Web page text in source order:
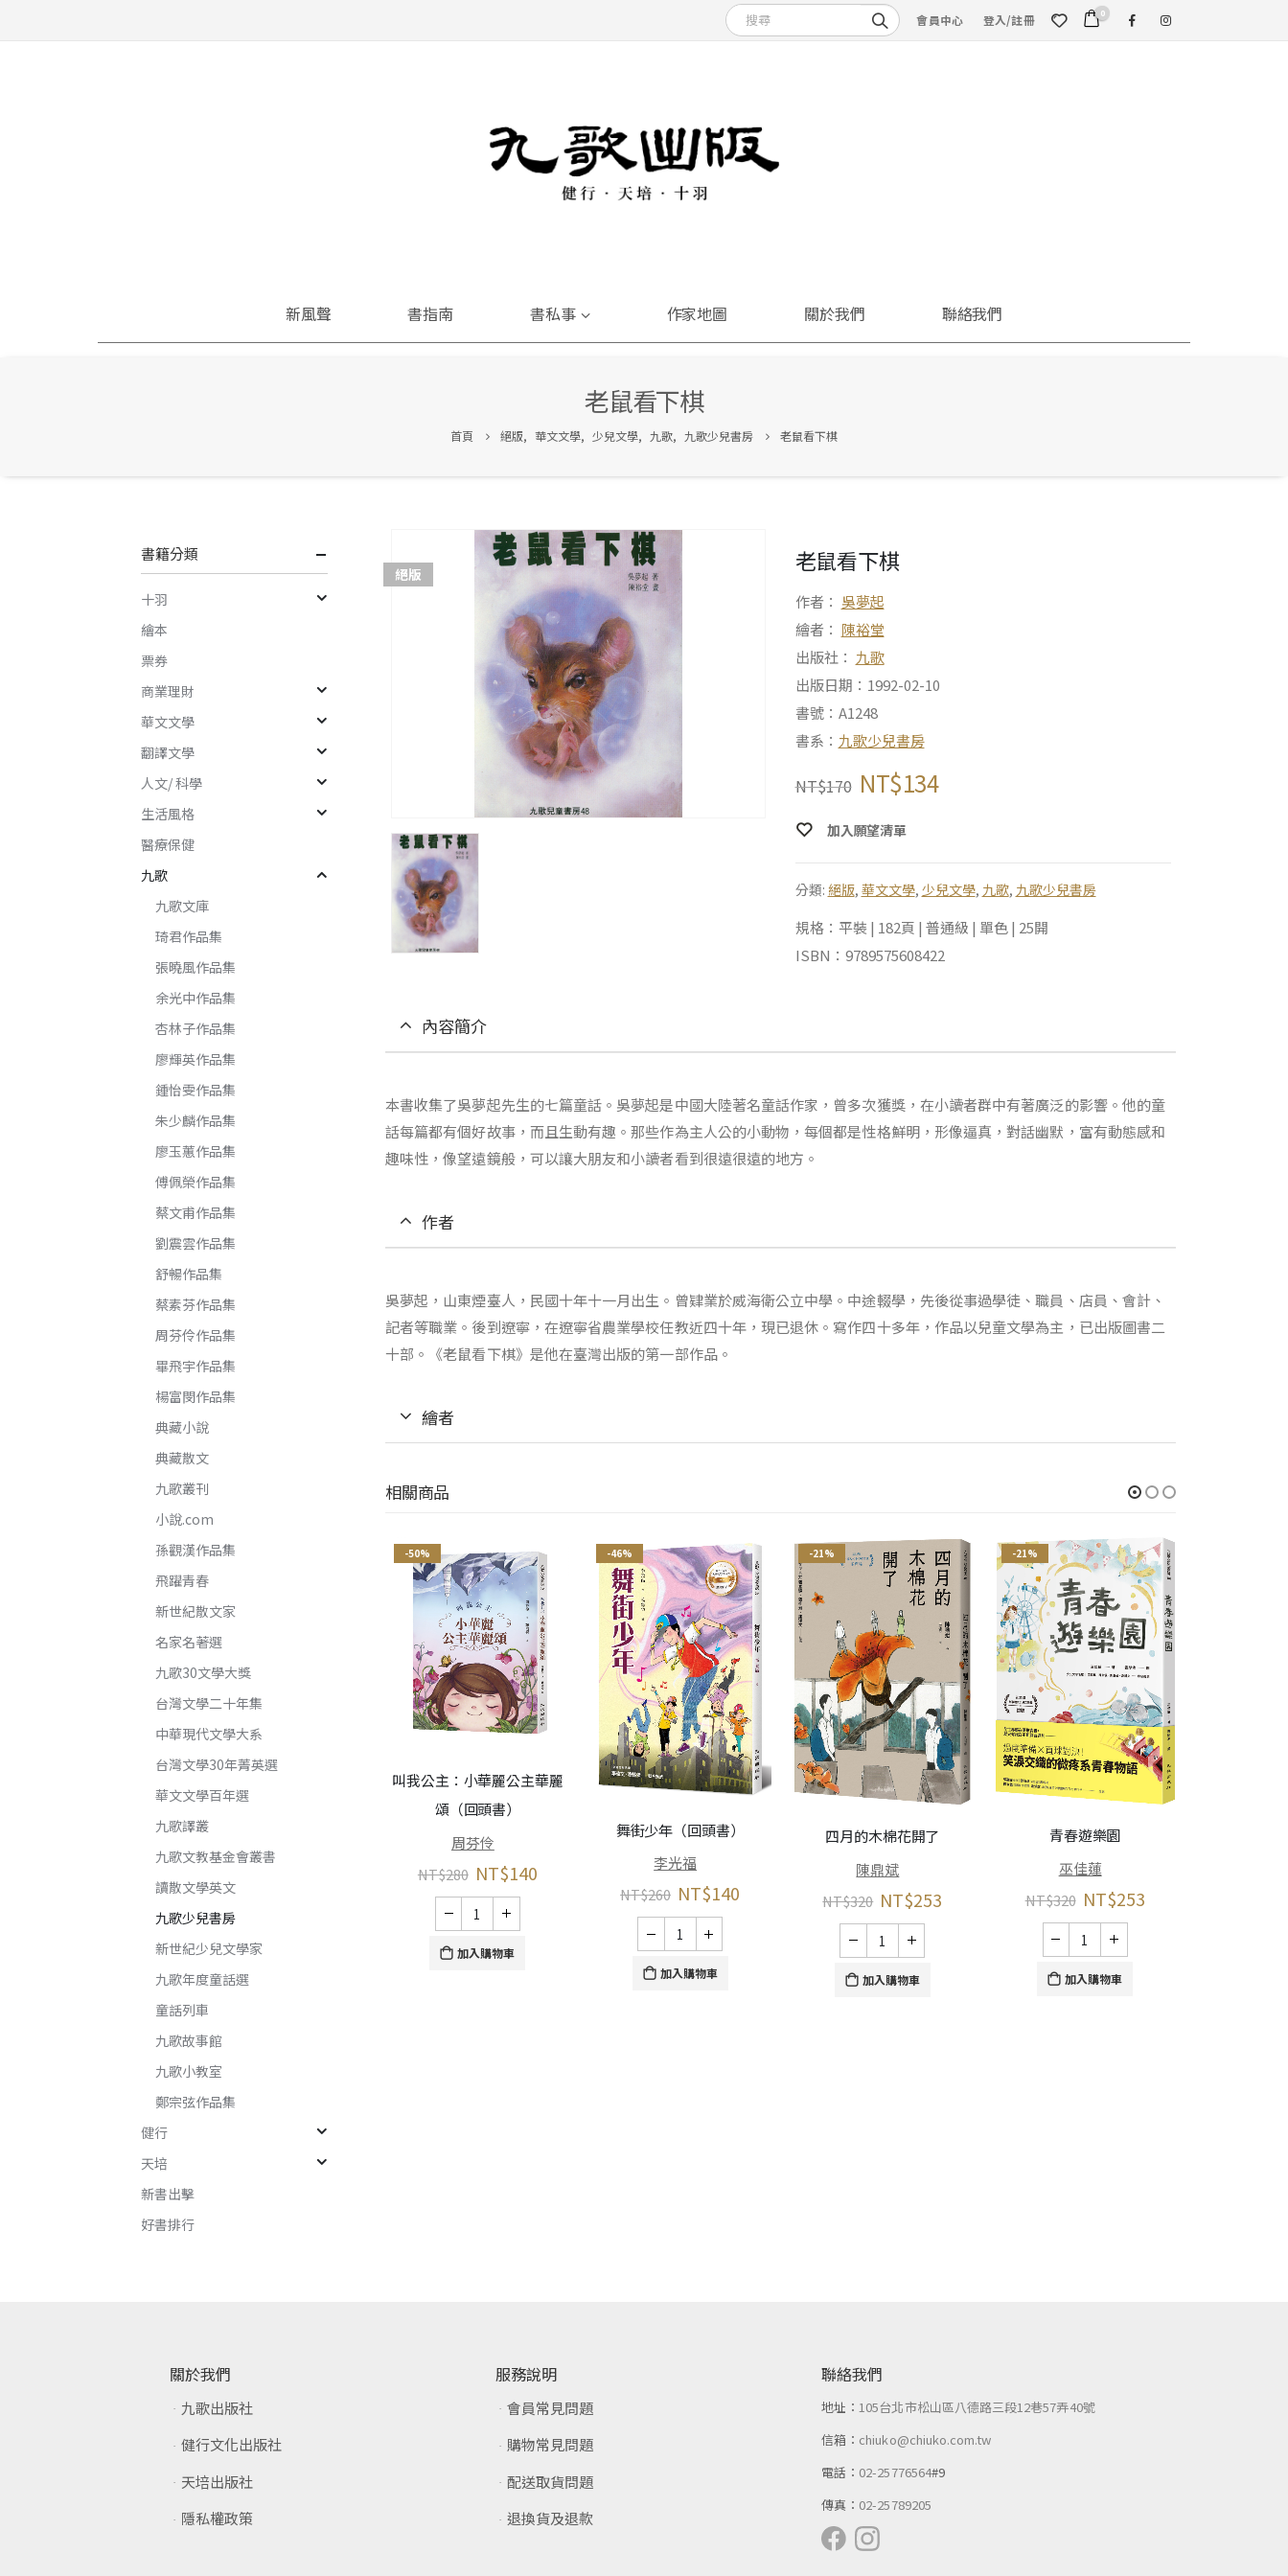
會員中心 登入/註冊 0
新風聲 書指南 書私事 作家地圖 關於我們 聯絡我們
老鼠看下棋
首頁 絕版, 華文文學, 少兒文學, 九歌, 九歌少兒書房 老鼠看下棋
絕版 老鼠看下棋
作者： 吳夢起
繪者： 陳裕堂
出版社： 九歌
出版日期：1992-02-10
書號：A1248
書系： 九歌少兒書房
NT$170 NT$134
加入願望清單
分類: 絕版, 華文文學, 少兒文學, 九歌, 九歌少兒書房
規格：平裝 | 182頁 | 普通級 | 單色 | 25開
ISBN：9789575608422
內容簡介
本書收集了吳夢起先生的七篇童話。吳夢起是中國大陸著名童話作家，曾多次獲獎，在小讀者群中有著廣泛的影響。他的童
話每篇都有個好故事，而且生動有趣。那些作為主人公的小動物，每個都是性格鮮明，形像逼真，對話幽默，富有動態感和
趣味性，像望遠鏡般，可以讓大朋友和小讀者看到很遠很遠的地方。
作者
吳夢起，山東煙臺人，民國十年十一月出生。曾肄業於威海衛公立中學。中途輟學，先後從事過學徒、職員、店員、會計、
記者等職業。後到遼寧，在遼寧省農業學校任教近四十年，現已退休。寫作四十多年，作品以兒童文學為主，已出版圖書二
十部。《老鼠看下棋》是他在臺灣出版的第一部作品。
繪者
相關商品
-21%
九歌少兒書房第77集：青春
遊樂園、搖滾衝浪、四月的
巫佳蓮
NT$910
-50%
叫我公主：小華麗公主華麗
頌（回頭書）
周芬伶
NT$280 NT$140
加入購物車
-46%
舞街少年（回頭書）
李光福
NT$260 NT$140
加入購物車
-21%
四月的木棉花開了
陳鼎斌
NT$320 NT$253
加入購物車
-21%
青春遊樂園
巫佳蓮
NT$320 NT$253
加入購物車
書籍分類
十羽
繪本
票券
商業理財
華文文學
翻譯文學
人文/ 科學
生活風格
醫療保健
九歌
九歌文庫
琦君作品集
張曉風作品集
余光中作品集
杏林子作品集
廖輝英作品集
鍾怡雯作品集
朱少麟作品集
廖玉蕙作品集
傅佩榮作品集
蔡文甫作品集
劉震雲作品集
舒暢作品集
蔡素芬作品集
周芬伶作品集
畢飛宇作品集
楊富閔作品集
典藏小說
典藏散文
九歌叢刊
小說.com
孫觀漢作品集
飛躍青春
新世紀散文家
名家名著選
九歌30文學大獎
台灣文學二十年集
中華現代文學大系
台灣文學30年菁英選
華文文學百年選
九歌譯叢
九歌文教基金會叢書
讀散文學英文
九歌少兒書房
新世紀少兒文學家
九歌年度童話選
童話列車
九歌故事館
九歌小教室
鄭宗弦作品集
健行
天培
新書出擊
好書排行
關於我們
九歌出版社
健行文化出版社
天培出版社
隱私權政策
服務說明
會員常見問題
購物常見問題
配送取貨問題
退換貨及退款
聯絡我們
地址： 105台北市松山區八德路三段12巷57弄40號
信箱： chiuko@chiuko.com.tw
電話： 02-25776564#9
傳真： 02-25789205